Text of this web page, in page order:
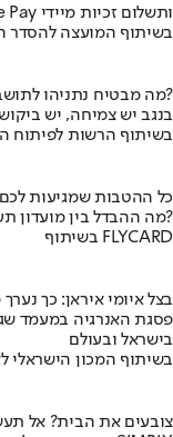
יחסי הימור משופרים, הפקדות ב-Apple Pay ותשלום זכיות מיידי
בשיתוף המועצה להסדר
מה מבטיח נתניהו לתושבי הנגב?
בנגב יש צמיחה, יש
בשיתוף הרשות לפיתוח
כל ההטבות שמגיעות לכם
מה ההבדל בין מועדון תעופה וכרטיס אשראי?
בשיתוף FLYCARD
בצל איומי איראן: כך
פסגת האנרגיה במעמד
בישראל ובעולם
בשיתוף המכון הישראלי
צובעים את הבית? אל